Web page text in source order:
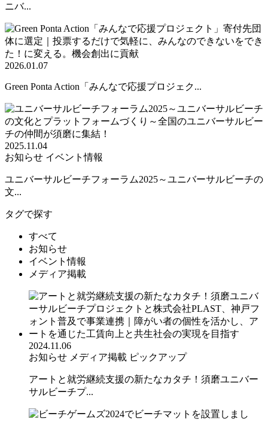
ニバ...
2026.01.07
Green Ponta Action「みんなで応援プロジェク...
2025.11.04
お知らせ イベント情報
ユニバーサルビーチフォーラム2025～ユニバーサルビーチの
文...
タグで探す
すべて
お知らせ
イベント情報
メディア掲載
2024.11.06
お知らせ メディア掲載 ピックアップ
アートと就労継続支援の新たなカタチ！須磨ユニバー
サルビーチプ...